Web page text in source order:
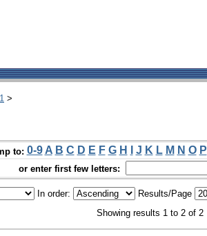
>
to: 0-9 A B C D E F G H J K L M N O P
or enter first few letters:
In order: Results/Page
Showing results 1 to 2 of 2